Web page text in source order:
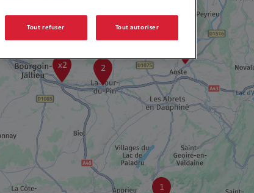
1
2
x2
Tout refuser Tout autoriser